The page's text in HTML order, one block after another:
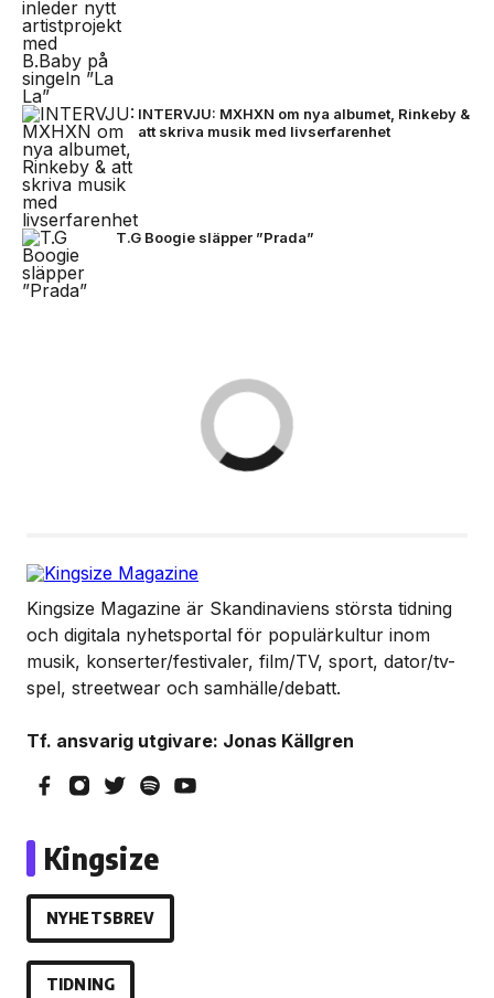
INTERVJU: MXHXN om nya albumet, Rinkeby &
att skriva musik med livserfarenhet
T.G Boogie släpper ”Prada”
Kingsize Magazine är Skandinaviens största tidning
och digitala nyhetsportal för populärkultur inom
musik, konserter/festivaler, film/TV, sport, dator/tv-
spel, streetwear och samhälle/debatt.
Tf. ansvarig utgivare: Jonas Källgren
Kingsize
NYHETSBREV
TIDNING